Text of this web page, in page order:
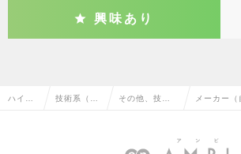
興味あり
ハイク 技術系（電 その他、技術
子・半導体）
メーカー（
体）の転職